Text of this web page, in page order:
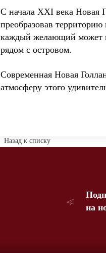
С начала XXI века Новая
преобразовав
каждый желающий может
рядом с островом.
Современная Новая
атмосферу этого
Назад к списку
на